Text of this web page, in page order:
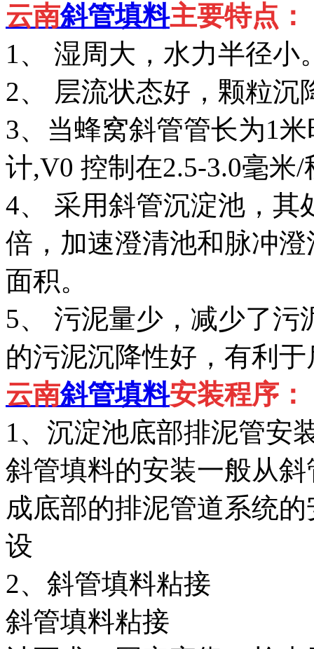
云南斜管填料主要特点：
1、 湿周大，水力半径小
2、 层流状态好，颗粒沉
3、当蜂窝斜管管长为1
计,V0 控制在2.5-3.0毫米
4、 采用斜管沉淀池，其
倍，加速澄清池和脉冲
面积。
5、 污泥量少，减少了
的污泥沉降性好，有利
云南斜管填料安装程序：
1、沉淀池底部排泥管安
斜管填料的安装一般从
成底部的排泥管道系统
设
2、斜管填料粘接
斜管填料粘接